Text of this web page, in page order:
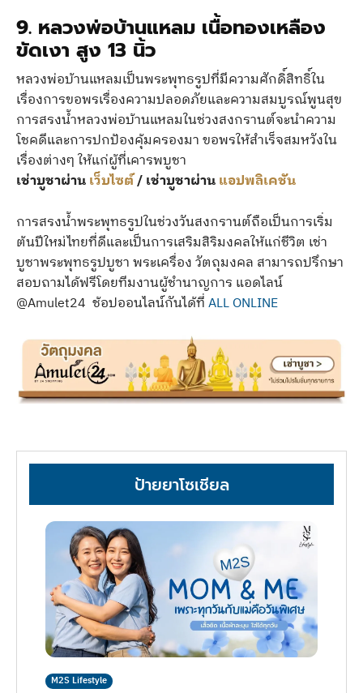
9. หลวงพ่อบ้านแหลม เนื้อทองเหลือง
ขัดเงา สูง 13 นิ้ว
หลวงพ่อบ้านแหลมเป็นพระพุทธรูปที่มีความศักดิ์สิทธิ์ใน
เรื่องการขอพรเรื่องความปลอดภัยและความสมบูรณ์พูนสุข
การสรงน้ำหลวงพ่อบ้านแหลมในช่วงสงกรานต์จะนำความ
โชคดีและการปกป้องคุ้มครองมา ขอพรให้สำเร็จสมหวังใน
เรื่องต่างๆ ให้แก่ผู้ที่เคารพบูชา
เช่าบูชาผ่านเว็บไซต์/ เช่าบูชาผ่านแอปพลิเคชัน
การสรงน้ำพระพุทธรูปในช่วงวันสงกรานต์ถือเป็นการเริ่ม
ต้นปีใหม่ไทยที่ดีและเป็นการเสริมสิริมงคลให้แก่ชีวิต เช่า
บูชาพระพุทธรูปบูชา พระเครื่อง วัตถุมงคล สามารถปรึกษา
สอบถามได้ฟรีโดยทีมงานผู้ชำนาญการ แอดไลน์
@Amulet24 ช้อปออนไลน์กันได้ที่ALL ONLINE
ป้ายยาโซเชียล
M2S Lifestyle